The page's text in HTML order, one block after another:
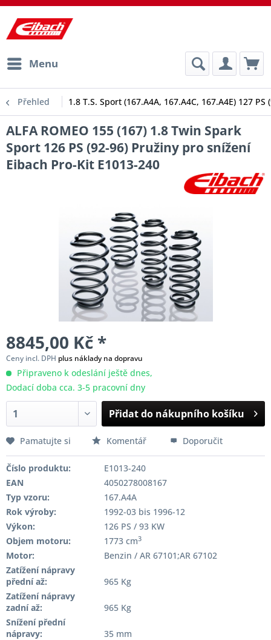
Menu
Přehled 1.8 T.S. Sport (167.A4A, 167.A4C, 167.A4E) 127 PS
ALFA ROMEO 155 (167) 1.8 Twin Spark
Sport 126 PS (92-96) Pružiny pro snížení
Eibach Pro-Kit E1013-240
8845,00 Kč *
Ceny incl. DPH plus náklady na dopravu
Připraveno k odeslání ještě dnes,
Dodací doba cca. 3-5 pracovní dny
Přidat do nákupního košíku
Pamatujte si Komentář Doporučit
Číslo produktu:
E1013-240
EAN
4050278008167
Typ vzoru:
167.A4A
Rok výroby:
1992-03 bis 1996-12
Výkon:
126 PS / 93 KW
Objem motoru:
1773 cm3
Motor:
Benzin / AR 67101;AR 67102
Zatížení nápravy
přední až:
965 Kg
Zatížení nápravy
zadní až:
965 Kg
Snížení přední
nápravy:
35 mm